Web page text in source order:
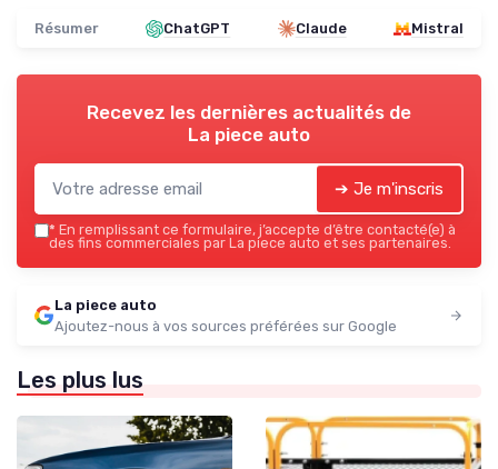
Résumer ChatGPT Claude Mistral
Recevez les dernières actualités de
La piece auto
➔ Je m'inscris
* En remplissant ce formulaire, j’accepte d’être contacté(e) à
des fins commerciales par La piece auto et ses partenaires.
La piece auto
Ajoutez-nous à vos sources préférées sur Google
Les plus lus